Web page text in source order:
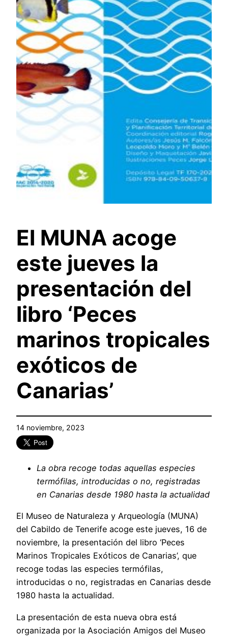
El MUNA acoge
este jueves la
presentación del
libro ‘Peces
marinos tropicales
exóticos de
Canarias’
14 noviembre, 2023
La obra recoge todas aquellas especies
termófilas, introducidas o no, registradas
en Canarias desde 1980 hasta la actualidad
El Museo de Naturaleza y Arqueología (MUNA)
del Cabildo de Tenerife acoge este jueves, 16 de
noviembre, la presentación del libro ‘Peces
Marinos Tropicales Exóticos de Canarias’, que
recoge todas las especies termófilas,
introducidas o no, registradas en Canarias desde
1980 hasta la actualidad.
La presentación de esta nueva obra está
organizada por la Asociación Amigos del Museo